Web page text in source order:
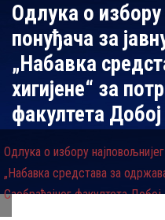
Одлука о избору
понуђача за
„Набавка
хигијене“ за
факултета Добој
Одлука о избору
„Набавка средстава за
Саобраћајног факултета Добој